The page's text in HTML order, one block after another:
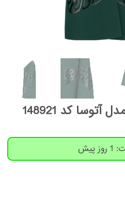
آتوسا کد 148921